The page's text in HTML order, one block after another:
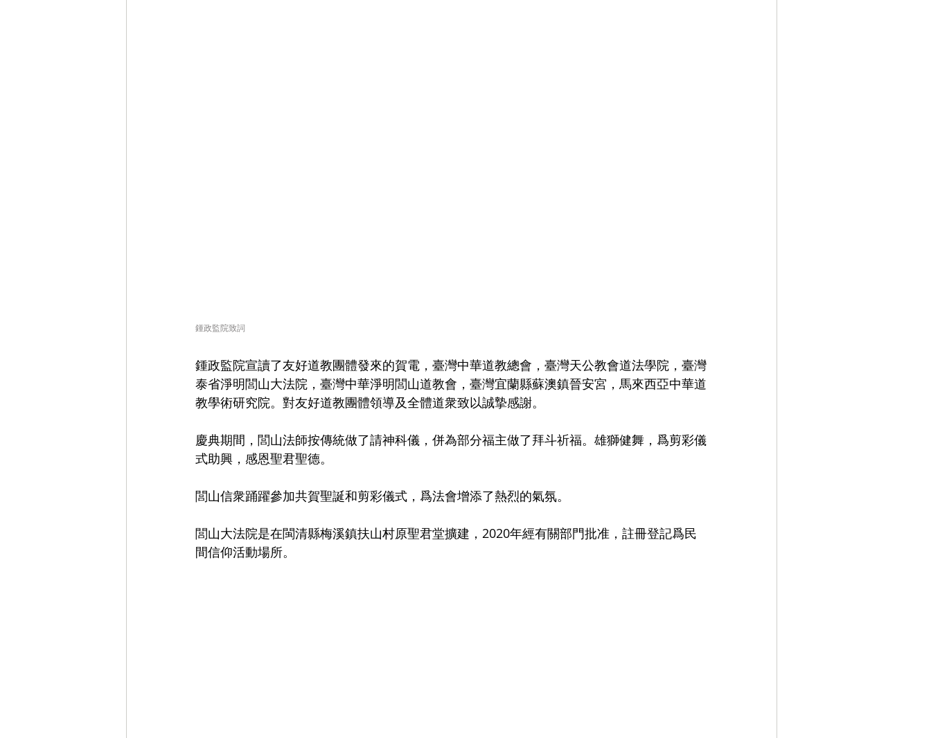
鍾政監院致詞
鍾政監院宣讀了友好道教團體發來的賀電，臺灣中華道教總會，臺灣天公教會道法學院，臺灣
泰省淨明閭山大法院，臺灣中華淨明閭山道教會，臺灣宜蘭縣蘇澳鎮晉安宮，馬來西亞中華道
教學術研究院。對友好道教團體領導及全體道衆致以誠摯感謝。
慶典期間，閭山法師按傳統做了請神科儀，併為部分福主做了拜斗祈福。雄獅健舞，爲剪彩儀
式助興，感恩聖君聖德。
閭山信衆踊躍參加共賀聖誕和剪彩儀式，爲法會增添了熱烈的氣氛。
閭山大法院是在閩清縣梅溪鎮扶山村原聖君堂擴建，2020年經有關部門批准，註冊登記爲民
間信仰活動場所。